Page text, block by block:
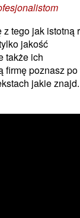
tego jak istotną
jakość
także ich
firmę poznasz po
jakie